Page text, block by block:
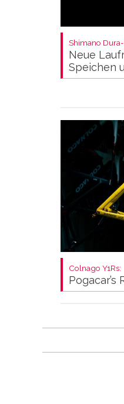
Shimano
Neue
Speichen
Colnago Y1Rs: